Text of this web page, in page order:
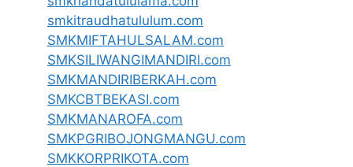
smkitraudhatululum.com
SMKMIFTAHULSALAM.com
SMKSILIWANGIMANDIRI.com
SMKMANDIRIBERKAH.com
SMKCBTBEKASI.com
SMKMANAROFA.com
SMKPGRIBOJONGMANGU.com
SMKKORPRIKOTA.com